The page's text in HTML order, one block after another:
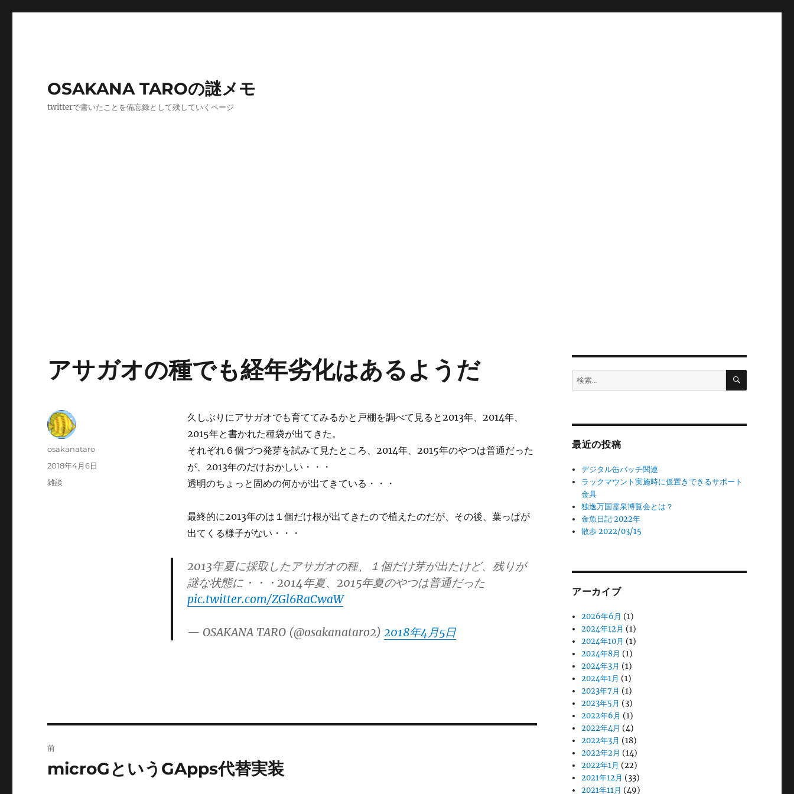
OSAKANA TAROの謎メモ
twitterで書いたことを備忘録として残していくページ
アサガオの種でも経年劣化はあるようだ
久しぶりにアサガオでも育ててみるかと戸棚を調べて見ると2013年、2014年、
2015年と書かれた種袋が出てきた。
それぞれ６個づつ発芽を試みて見たところ、2014年、2015年のやつは普通だった
が、2013年のだけおかしい・・・
透明のちょっと固めの何かが出てきている・・・
最終的に2013年のは１個だけ根が出てきたので植えたのだが、その後、葉っぱが
出てくる様子がない・・・
2013年夏に採取したアサガオの種、１個だけ芽が出たけど、残りが
謎な状態に・・・2014年夏、2015年夏のやつは普通だった
pic.twitter.com/ZGl6RaCwaW
— OSAKANA TARO (@osakanataro2) 2018年4月5日
投
osakanataro
投
稿
2018年4月6日
カ
雑談
稿
前
前
microGというGApps代替実装
検
索:
検
最近の投稿
デジタル缶バッチ関連
ラックマウント実施時に仮置きできるサポート
金具
独逸万国霊泉博覧会とは？
金魚日記 2022年
散歩 2022/03/15
アーカイブ
2026年6月 (1)
2024年12月 (1)
2024年10月 (1)
2024年8月 (1)
2024年3月 (1)
2024年1月 (1)
2023年7月 (1)
2023年5月 (3)
2022年6月 (1)
2022年4月 (4)
2022年3月 (18)
2022年2月 (14)
2022年1月 (22)
2021年12月 (33)
2021年11月 (49)